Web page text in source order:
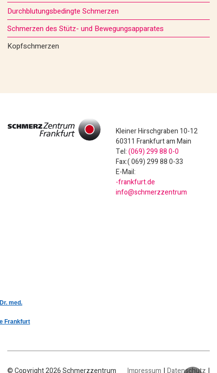
Durchblutungsbedingte Schmerzen
Schmerzen des Stütz- und Bewegungsapparates
Kopfschmerzen
Kleiner Hirschgraben 10-12
60311 Frankfurt am Main
Tel:(069) 299 88 0-0
Fax:( 069) 299 88 0-33
E-Mail:
ed.trufknarf-
murtnezzremhcs@ofni
med.
Frankfurt
Impressum | Datenschutz |
© Copyright 2026 Schmerzzentrum